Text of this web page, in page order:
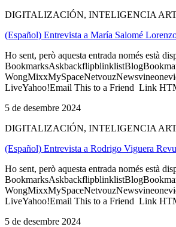
DIGITALIZACIÓN, INTELIGENCIA
(Español) Entrevista a María Salomé
Ho sent, però aquesta entrada només està
LiveYahoo!Email This to a Friend Link
5 de desembre 2024
DIGITALIZACIÓN, INTELIGENCIA
(Español) Entrevista a Rodrigo Viguera
Ho sent, però aquesta entrada només està
LiveYahoo!Email This to a Friend Link
5 de desembre 2024